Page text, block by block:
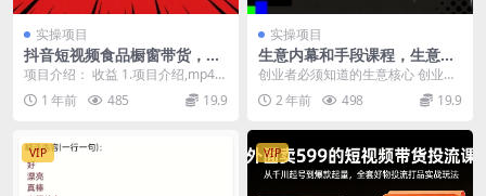
实操项目
抖音短视频食品橱窗带货，小
白轻松上手日入1k+
项目介绍： 收益 1.项目介绍,mp4
2.准备工作,mp4 3.项目实操,mp...
1 年前 485 19.9
实操项目
生意内幕和手段课程，生意以
小博大的秘密，生意可复制的
核心干货-20节
创业者必须知道的生意核心 创业者
必须知道的做生意核心 01 生意的手
段与内幕【第...
2 年前 498 19.9
VIP VIP